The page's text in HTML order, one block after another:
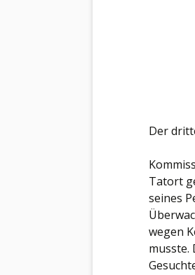
Der
Tatort
seines
wegen
musste.